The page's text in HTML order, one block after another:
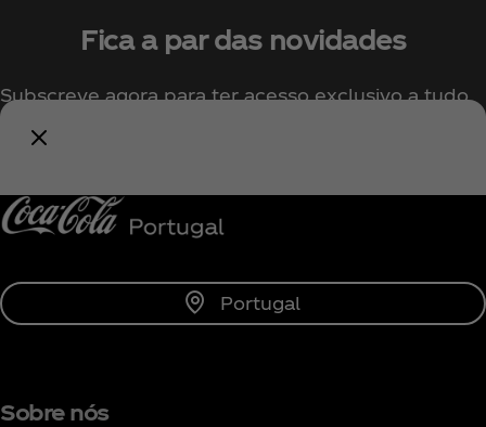
Fica a par das novidades
Subscreve agora para ter acesso exclusivo a tudo
sobre a Coca‑Cola!
Portugal
Sobre nós